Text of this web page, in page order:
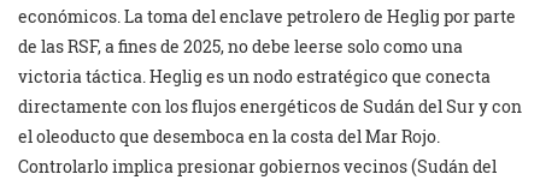
económicos. La toma del enclave petrolero de Heglig por parte
de las RSF, a fines de 2025, no debe leerse solo como una
victoria táctica. Heglig es un nodo estratégico que conecta
directamente con los flujos energéticos de Sudán del Sur y con
el oleoducto que desemboca en la costa del Mar Rojo.
Controlarlo implica presionar gobiernos vecinos (Sudán del